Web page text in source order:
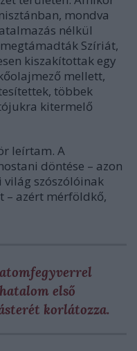
mondva
nélkül
Szíriát,
kiszakítottak egy
mellett,
többek
kitermelő
leírtam. A
döntése – azon
szószólóinak
– azért mérföldkő,
első
korlátozza.